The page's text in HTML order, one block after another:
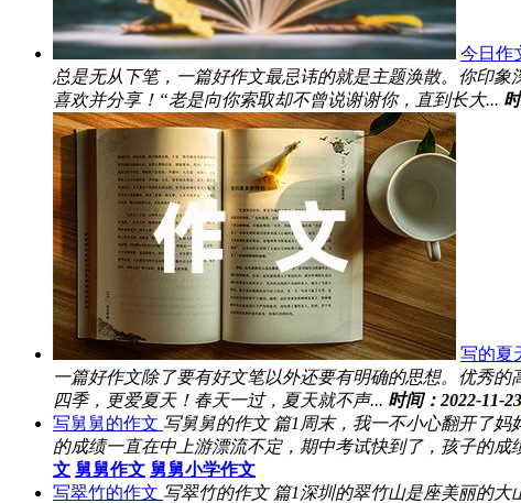
今日作
总是无从下笔，一篇好作文最忌讳的就是主题涣散。你印
喜欢并分享！“老是向你索取却不曾说谢谢你，直到长大...
写的夏
一篇好作文除了要有好文笔以外还要有明确的思想。优秀
四季，更爱夏天！春天一过，夏天就不声... 时间：2022-11-23
写舅舅的作文 写舅舅的作文 篇1周末，我一不小心翻开了
的成绩一直在中上游漂流不定，期中考试快到了，孩子的
文 舅舅作文 舅舅小学作文
写翠竹的作文 写翠竹的作文 篇1深圳的翠竹山是座美丽的